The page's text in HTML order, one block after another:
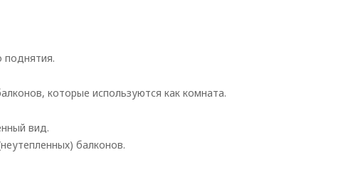
поднятия.
которые используются как комната.
вид.
балконов.